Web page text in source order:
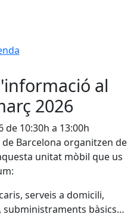
al
2026
de 10:30h a 13:00h
Barcelona organitzen de
unitat mòbil que us
serveis a domicili,
bàsics…